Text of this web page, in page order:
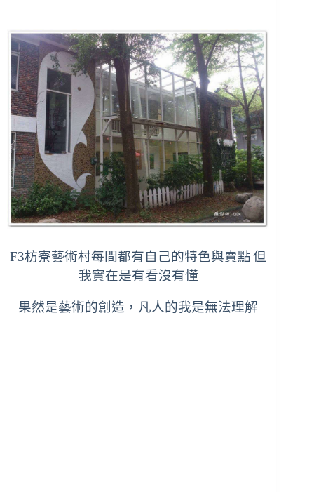
F3枋寮藝術村每間都有自己的特色與賣點但
我實在是有看沒有懂
果然是藝術的創造，凡人的我是無法理解